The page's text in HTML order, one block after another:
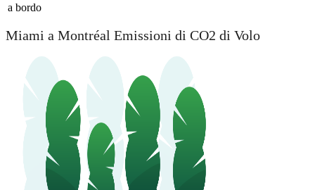
a bordo
Miami a Montréal Emissioni di CO2 di Volo